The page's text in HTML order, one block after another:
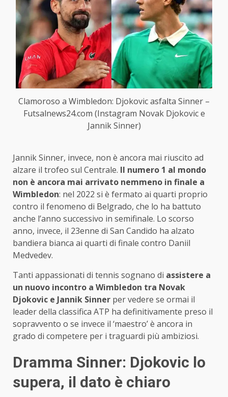
Clamoroso a Wimbledon: Djokovic asfalta Sinner –
Futsalnews24.com (Instagram Novak Djokovic e
Jannik Sinner)
Jannik Sinner, invece, non è ancora mai riuscito ad
alzare il trofeo sul Centrale. Il numero 1 al mondo
non è ancora mai arrivato nemmeno in finale a
Wimbledon: nel 2022 si è fermato ai quarti proprio
contro il fenomeno di Belgrado, che lo ha battuto
anche l’anno successivo in semifinale. Lo scorso
anno, invece, il 23enne di San Candido ha alzato
bandiera bianca ai quarti di finale contro Daniil
Medvedev.
Tanti appassionati di tennis sognano di assistere a
un nuovo incontro a Wimbledon tra Novak
Djokovic e Jannik Sinner per vedere se ormai il
leader della classifica ATP ha definitivamente preso il
sopravvento o se invece il ‘maestro’ è ancora in
grado di competere per i traguardi più ambiziosi.
Dramma Sinner: Djokovic lo
supera, il dato è chiaro